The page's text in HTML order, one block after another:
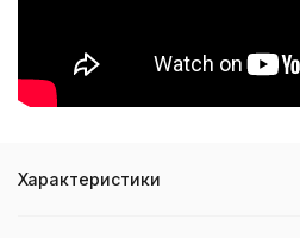
Характеристики